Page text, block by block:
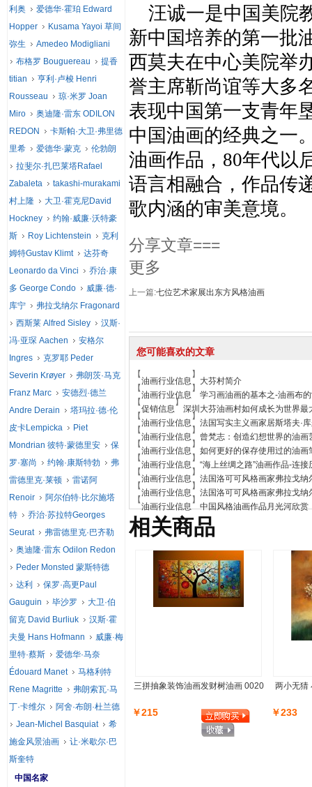
汪诚一是中国美院
新中国培养的第一批
西莫夫在中心美院举
誉主席靳尚谊等大多
表现中国第一支青年
中国油画的经典之一
油画作品，80年代以
语言相融合，作品传
歌内涵的审美意境。
分享文章===
更多
上一篇:七位艺术家展出东方风格油画
您可能喜欢的文章
【油画行业信息 】 大芬村简介
【油画行业信息 】 学习画油画的基本之-油画布
【促销信息 】 深圳大芬油画村如何成长为世界最
【油画行业信息 】 法国写实主义画家居斯塔夫·
【油画行业信息 】 曾梵志：创造幻想世界的油画
【油画行业信息 】 如何更好的保存使用过的油画
【油画行业信息 】 “海上丝绸之路”油画作品-连
【油画行业信息 】 法国洛可可风格画家弗拉戈纳
【油画行业信息 】 法国洛可可风格画家弗拉戈纳
【油画行业信息】 中国风格油画作品月光河欣赏
相关商品
三拼抽象装饰油画发财树油画 0020
￥215
两小无猜
￥233
利奥
爱德华·霍珀 Edward
Hopper
Kusama Yayoi 草间
弥生
Amedeo Modigliani
布格罗 Bouguereau
提香
titian
亨利·卢梭 Henri
Rousseau
琼·米罗 Joan
Miro
奥迪隆·雷东 ODILON
REDON
卡斯帕·大卫·弗里德
里希
爱德华·蒙克
伦勃朗
拉斐尔·扎巴莱塔Rafael
Zabaleta
takashi-murakami
村上隆
大卫·霍克尼David
Hockney
约翰·威廉·沃特豪
斯
Roy Lichtenstein
克利
姆特Gustav Klimt
达芬奇
Leonardo da Vinci
乔治·康
多 George Condo
威廉·德·
库宁
弗拉戈纳尔 Fragonard
西斯莱 Alfred Sisley
汉斯·
冯·亚琛 Aachen
安格尔
Ingres
克罗耶 Peder
Severin Krøyer
弗朗茨·马克
Franz Marc
安德烈·德兰
Andre Derain
塔玛拉·德·伦
皮卡Lempicka
Piet
Mondrian 彼特·蒙德里安
保
罗·塞尚
约翰·康斯特勃
弗
雷德里克·莱顿
雷诺阿
Renoir
阿尔伯特·比尔施塔
特
乔治·苏拉特Georges
Seurat
弗雷德里克·巴齐勒
奥迪隆·雷东 Odilon Redon
Peder Monsted 蒙斯特德
达利
保罗·高更Paul
Gauguin
毕沙罗
大卫·伯
留克 David Burliuk
汉斯·霍
夫曼 Hans Hofmann
威廉·梅
里特·蔡斯
爱德华·马奈
Édouard Manet
马格利特
Rene Magritte
弗朗索瓦·马
丁·卡维尔
阿舍·布朗·杜兰德
Jean-Michel Basquiat
希
施金风景油画
让·米歇尔·巴
斯奎特
中国名家